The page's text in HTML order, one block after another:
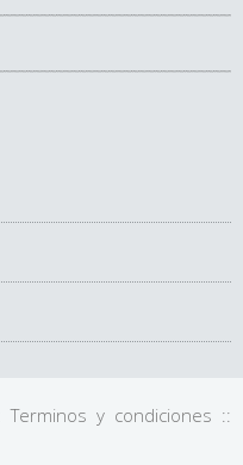
Terminos y condiciones ::